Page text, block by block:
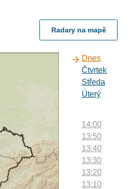
Radary na mapě
Dnes
Čtvrtek
Středa
Úterý
14:00
13:50
13:40
13:30
13:20
13:10